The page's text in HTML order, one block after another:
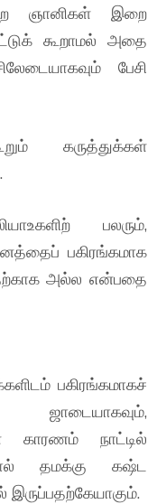
ஞானிகள் இறை
கூறாமல் அதை
பேசி
கருத்துக்கள்
பலரும்,
பகிரங்கமாக
அல்ல என்பதை
பகிரங்கமாகச்
ஜாடையாகவும்,
காரணம் நாட்டில்
தமக்கு கஷ்ட